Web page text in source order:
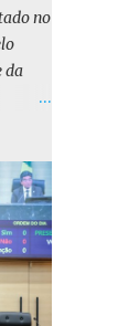
no
da
de
que
dos
de